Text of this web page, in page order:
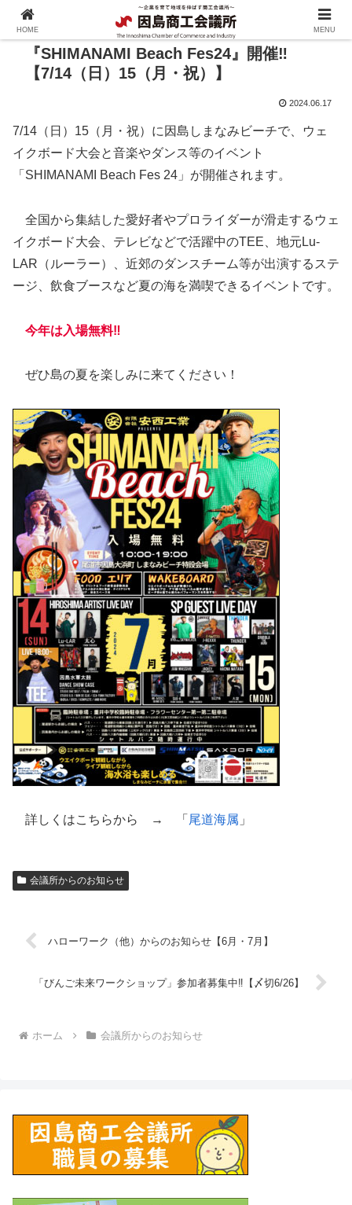
『SHIMANAMI Beach Fes24』開催‼
【7/14（日）15（月・祝）】
2024.06.17
7/14（日）15（月・祝）に因島しまなみビーチで、ウェ
イクボード大会と音楽やダンス等のイベント
「SHIMANAMI Beach Fes 24」が開催されます。
全国から集結した愛好者やプロライダーが滑走するウェ
イクボード大会、テレビなどで活躍中のTEE、地元Lu-
LAR（ルーラー）、近郊のダンスチーム等が出演するステ
ージ、飲食ブースなど夏の海を満喫できるイベントです。
今年は入場無料‼
ぜひ島の夏を楽しみに来てください！
詳しくはこちらから → 「 尾道海属 」
会議所からのお知らせ
ハローワーク（他）からのお知らせ【6月・7月】
「びんご未来ワークショップ」参加者募集中‼【〆切6/26】
ホーム 会議所からのお知らせ
HOME MENU